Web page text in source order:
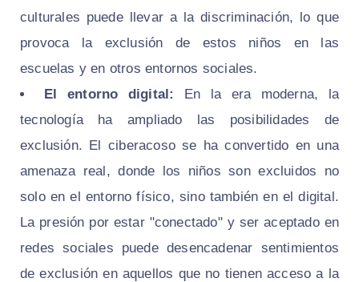
culturales puede llevar a la discriminación, lo que
provoca la exclusión de estos niños en las
escuelas y en otros entornos sociales.
El entorno digital:
En la era moderna, la
tecnología ha ampliado las posibilidades de
exclusión. El ciberacoso se ha convertido en una
amenaza real, donde los niños son excluidos no
solo en el entorno físico, sino también en el digital.
La presión por estar "conectado" y ser aceptado en
redes sociales puede desencadenar sentimientos
de exclusión en aquellos que no tienen acceso a la